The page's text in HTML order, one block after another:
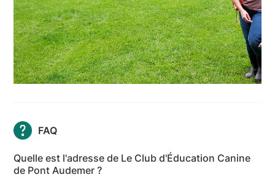
FAQ
Quelle est l'adresse de Le Club d'Éducation Canine
de Pont Audemer ?